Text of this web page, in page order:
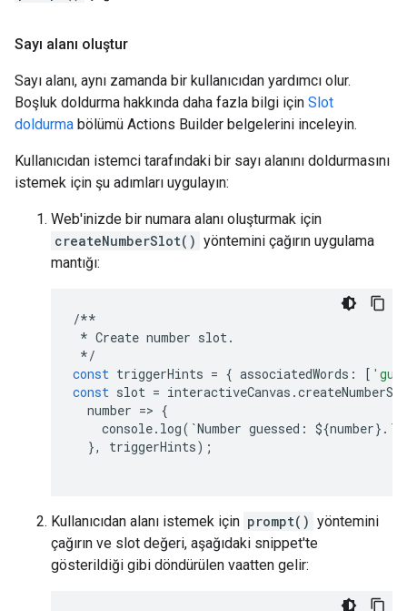
Sayı alanı oluştur
Sayı alanı, aynı zamanda bir kullanıcıdan yardımcı olur.
Boşluk doldurma hakkında daha fazla bilgi için Slot
doldurma bölümü Actions Builder belgelerini inceleyin.
Kullanıcıdan istemci tarafındaki bir sayı alanını doldurmasını
istemek için şu adımları uygulayın:
Web'inizde bir numara alanı oluşturmak için
createNumberSlot() yöntemini çağırın uygulama
mantığı:
/**
* Create number slot.
*/
const triggerHints = { associatedWords : [
const slot = interactiveCanvas .
number => {
console. log( `Number guessed : ${number} . `
},
triggerHints);
Kullanıcıdan alanı istemek için prompt() yöntemini
çağırın ve slot değeri, aşağıdaki snippet'te
gösterildiği gibi döndürülen vaatten gelir: